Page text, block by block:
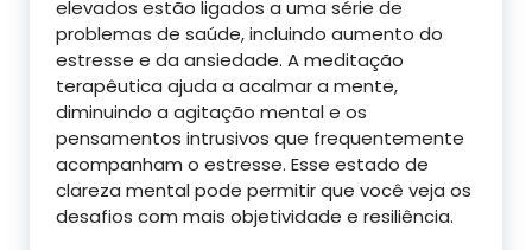
elevados estão ligados a uma série de
problemas de saúde, incluindo aumento do
estresse e da ansiedade. A meditação
terapêutica ajuda a acalmar a mente,
diminuindo a agitação mental e os
pensamentos intrusivos que frequentemente
acompanham o estresse. Esse estado de
clareza mental pode permitir que você veja os
desafios com mais objetividade e resiliência.